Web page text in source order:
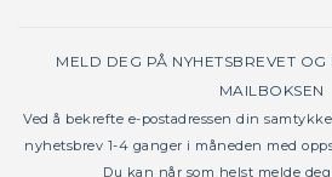
MELD DEG PÅ NYHETSBREVET OG
MAILBOKSEN
Ved å bekrefte e-postadressen din
nyhetsbrev 1-4 ganger i måneden med
Du kan når som helst melde